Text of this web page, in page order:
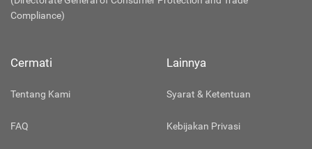
Compliance)
Cermati
Tentang Kami
FAQ
Lainnya
Syarat & Ketentuan
Kebijakan Privasi